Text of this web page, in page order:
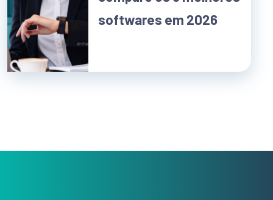
softwares em 2026